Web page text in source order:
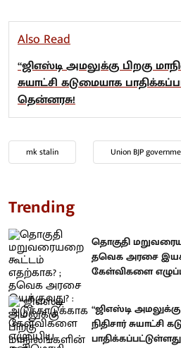
Also Read
“ஜிஎஸ்டி அமலுக்கு பிறகு
சுயாட்சி கடுமையாக
தென்னரசு!
mk stalin Union BJP
Trending
தொகுதி
தவெக அரசை
கேள்விகளை
“ஜிஎஸ்டி
நிதிசார் சுயாட்சி